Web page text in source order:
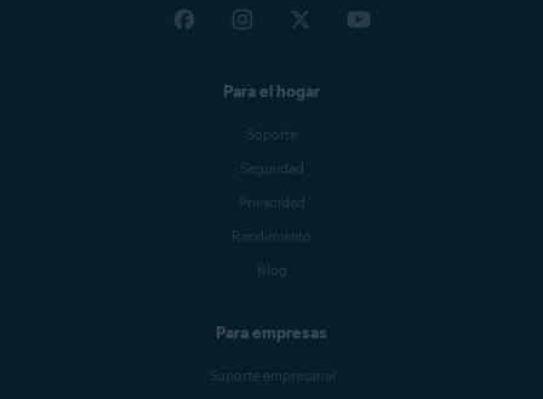
Para el hogar
Soporte
Seguridad
Privacidad
Rendimiento
Blog
Para empresas
Soporte empresarial